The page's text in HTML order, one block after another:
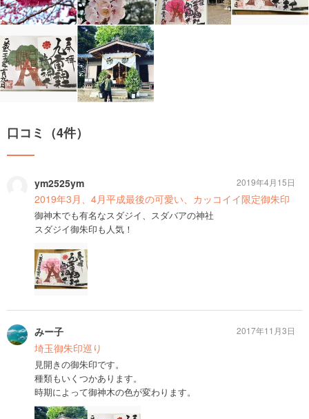
口コミ（4件）
ym2525ym
2019年3月、4月平成最後の可愛い、カッコイイ限定御朱印
御神木でも有名なスダジイ、スダバアの神社
スダジイ御朱印も人気！
2019年4月15日
みー子
埼玉御朱印巡り
見開きの御朱印です。
種類もいくつかあります。
時期によって御神木の色が変わります。
2017年11月3日